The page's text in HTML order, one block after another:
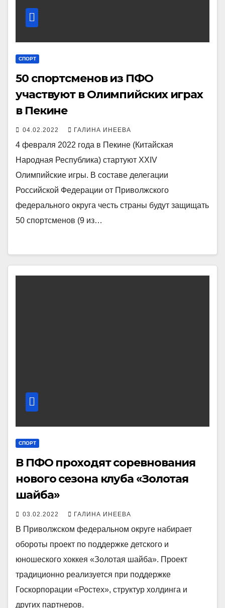
СПОРТ
50 спортсменов из ПФО
участвуют в Олимпийских играх
в Пекине
04.02.2022 ГАЛИНА ИНЕЕВА
4 февраля 2022 года в Пекине (Китайская
Народная Республика) стартуют XXIV
Олимпийские игры. В составе делегации
Российской Федерации от Приволжского
федерального округа честь страны будут защищать
50 спортсменов (9 из…
СПОРТ
В ПФО проходят соревнования
нового сезона клуба «Золотая
шайба»
03.02.2022 ГАЛИНА ИНЕЕВА
В Приволжском федеральном округе набирает
обороты проект по поддержке детского и
юношеского хоккея «Золотая шайба». Проект
традиционно реализуется при поддержке
Госкорпорации «Ростех», структур холдинга и
других партнеров.